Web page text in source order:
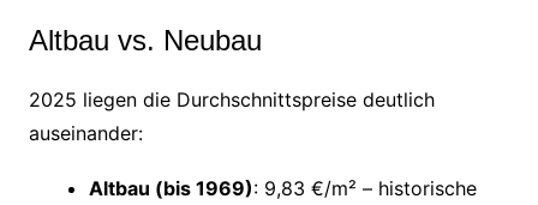
Altbau vs. Neubau
2025 liegen die Durchschnittspreise deutlich
auseinander:
Altbau (bis 1969): 9,83 €/m² – historische